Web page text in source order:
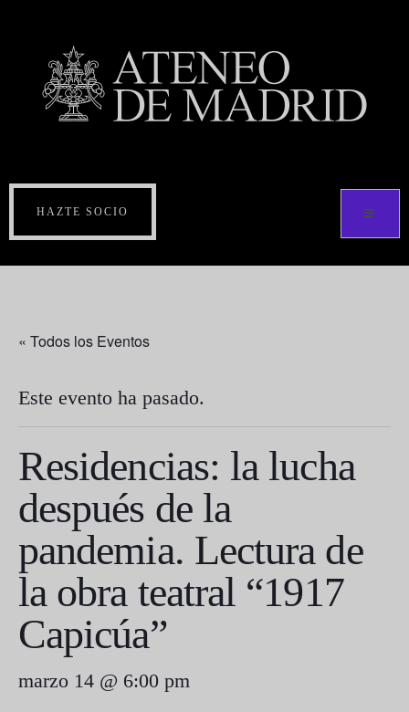
HAZTE SOCIO
« Todos los Eventos
Este evento ha pasado.
Residencias: la lucha
después de la
pandemia. Lectura de
la obra teatral “1917
Capicúa”
marzo 14 @ 6:00 pm